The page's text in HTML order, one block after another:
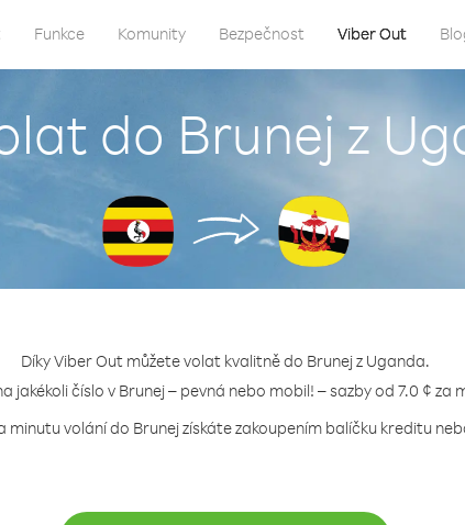
Funkce Komunity Bezpečnost Viber Out
do Brunej z
Díky Viber Out můžete volat kvalitně do Brunej z Uganda.
jakékoli číslo v Brunej – pevná nebo mobil! – sazby od 7.0 ¢ za
minutu volání do Brunej získáte zakoupením balíčku kreditu